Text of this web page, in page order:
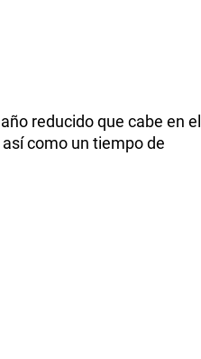
reducido que cabe en el
como un tiempo de